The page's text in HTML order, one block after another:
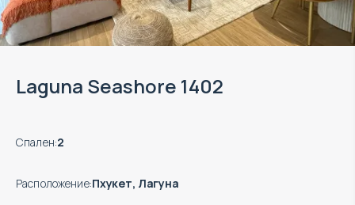
Laguna Seashore 1402
Спален:2
Расположение:Пхукет, Лагуна